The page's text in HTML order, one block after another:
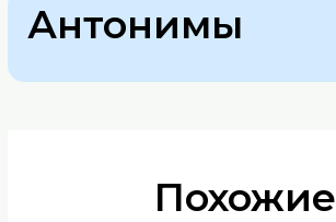
Антонимы
Похожие